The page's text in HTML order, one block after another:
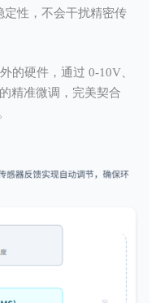
定性，不会干扰精密传
的硬件，通过 0-10V、
精准微调，完美契合